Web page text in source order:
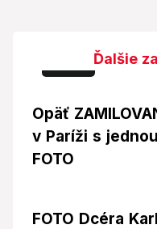
Ďalšie
Opäť
v Paríži s
FOTO
FOTO Dcéra